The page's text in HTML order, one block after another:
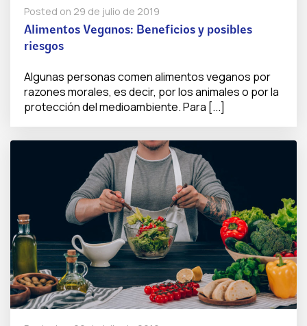
Posted on 29 de julio de 2019
Alimentos Veganos: Beneficios y posibles
riesgos
Algunas personas comen alimentos veganos por
razones morales, es decir, por los animales o por la
protección del medioambiente. Para [...]